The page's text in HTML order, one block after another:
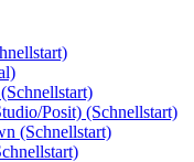
Posit) (Schnellstart)
(Schnellstart)